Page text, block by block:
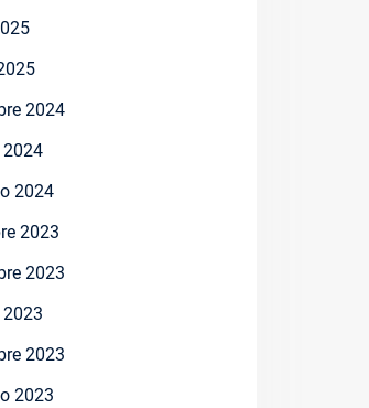
2024
2024
2024
2023
2023
2023
2023
2023